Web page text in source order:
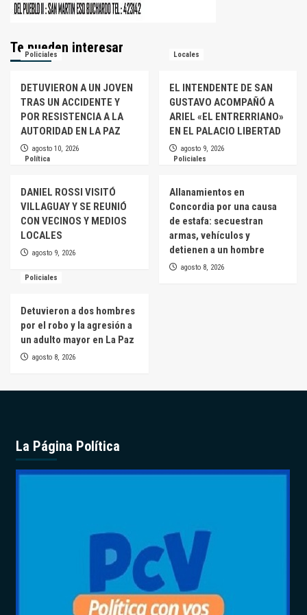
Te pueden interesar
Policiales
DETUVIERON A UN JOVEN
TRAS UN ACCIDENTE Y
POR RESISTENCIA A LA
AUTORIDAD EN LA PAZ
agosto 10, 2026
Locales
EL INTENDENTE DE SAN
GUSTAVO ACOMPAÑÓ A
ARIEL «EL ENTRERRIANO»
EN EL PALACIO LIBERTAD
agosto 9, 2026
Política
DANIEL ROSSI VISITÓ
VILLAGUAY Y SE REUNIÓ
CON VECINOS Y MEDIOS
LOCALES
agosto 9, 2026
Policiales
Allanamientos en
Concordia por una causa
de estafa: secuestran
armas, vehículos y
detienen a un hombre
agosto 8, 2026
Policiales
Detuvieron a dos hombres
por el robo y la agresión a
un adulto mayor en La Paz
agosto 8, 2026
La Página Política